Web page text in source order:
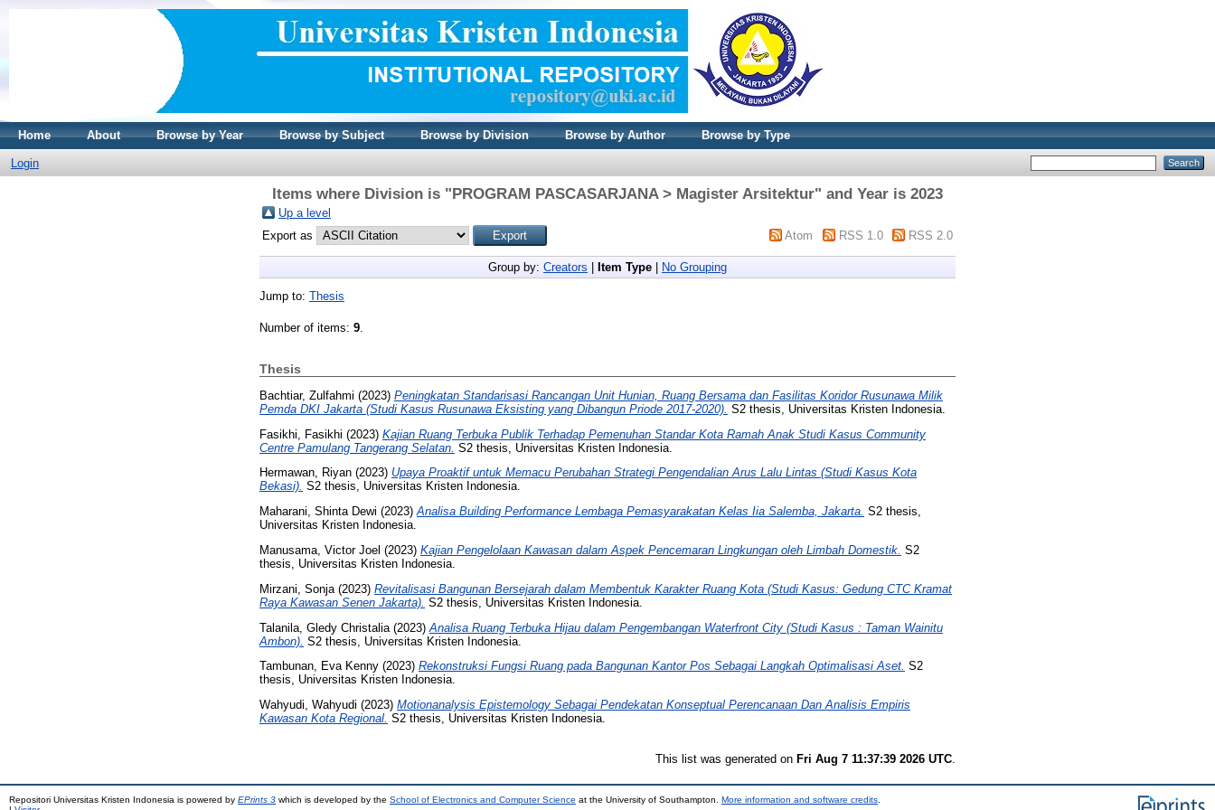
Home About Browse by Year Browse by Subject Browse by Division Browse by Author Browse by Type
Login
Items where Division is "PROGRAM PASCASARJANA > Magister Arsitektur" and Year is 2023
Up a level
Export as
Atom RSS 1.0 RSS 2.0
Group by: Creators Item Type No Grouping
Jump to: Thesis
Number of items: 9.
Thesis
Bachtiar, Zulfahmi (2023) Peningkatan Standarisasi Rancangan Unit Hunian, Ruang Bersama dan Fasilitas Koridor Rusunawa Milik
Pemda DKI Jakarta (Studi Kasus Rusunawa Eksisting yang Dibangun Priode 2017-2020). S2 thesis, Universitas Kristen Indonesia.
Fasikhi, Fasikhi (2023) Kajian Ruang Terbuka Publik Terhadap Pemenuhan Standar Kota Ramah Anak Studi Kasus Community
Centre Pamulang Tangerang Selatan. S2 thesis, Universitas Kristen Indonesia.
Hermawan, Riyan (2023) Upaya Proaktif untuk Memacu Perubahan Strategi Pengendalian Arus Lalu Lintas (Studi Kasus Kota
Bekasi). S2 thesis, Universitas Kristen Indonesia.
Maharani, Shinta Dewi (2023)Analisa Building Performance Lembaga Pemasyarakatan Kelas Iia Salemba, Jakarta. S2 thesis,
Universitas Kristen Indonesia.
Manusama, Victor Joel (2023) Kajian Pengelolaan Kawasan dalam Aspek Pencemaran Lingkungan oleh Limbah Domestik. S2
thesis, Universitas Kristen Indonesia.
Mirzani, Sonja (2023) Revitalisasi Bangunan Bersejarah dalam Membentuk Karakter Ruang Kota (Studi Kasus: Gedung CTC Kramat
Raya Kawasan Senen Jakarta). S2 thesis, Universitas Kristen Indonesia.
Talanila, Gledy Christalia (2023) Analisa Ruang Terbuka Hijau dalam Pengembangan Waterfront City (Studi Kasus : Taman Wainitu
Ambon). S2 thesis, Universitas Kristen Indonesia.
Tambunan, Eva Kenny (2023) Rekonstruksi Fungsi Ruang pada Bangunan Kantor Pos Sebagai Langkah Optimalisasi Aset. S2
thesis, Universitas Kristen Indonesia.
Wahyudi, Wahyudi (2023) Motionanalysis Epistemology Sebagai Pendekatan Konseptual Perencanaan Dan Analisis Empiris
Kawasan Kota Regional. S2 thesis, Universitas Kristen Indonesia.
This list was generated on Fri Aug 7 11:37:39 2026 UTC.
Repositori Universitas Kristen Indonesia is powered by EPrints 3 which is developed by the School of Electronics and Computer Science at the University of Southampton. More information and software credits